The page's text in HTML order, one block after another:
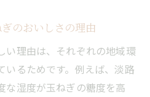
のおいしさの理由
い理由は、それぞれの地域環
いるためです。例えば、淡路
な湿度が玉ねぎの糖度を高